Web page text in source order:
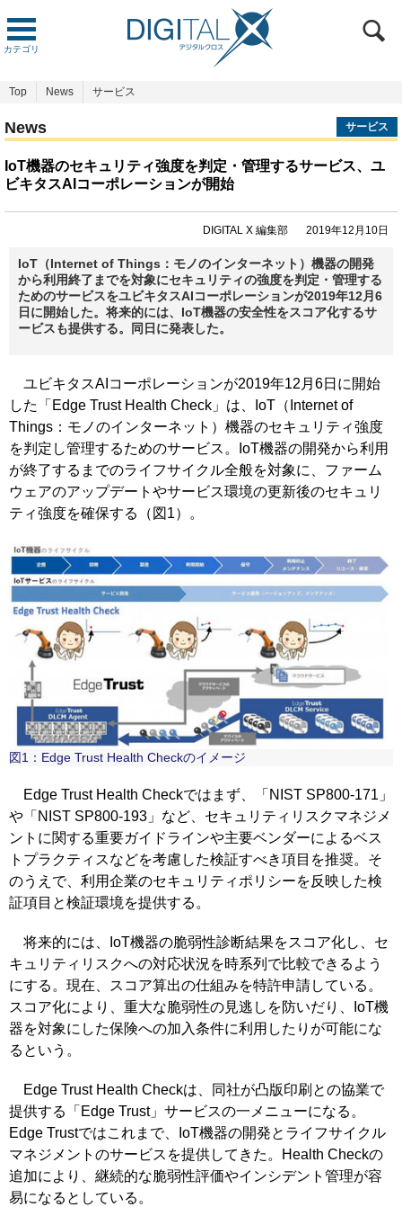
カテゴリ
Top News サービス
News サービス
IoT機器のセキュリティ強度を判定・管理するサービス、ユ
ビキタスAIコーポレーションが開始
DIGITAL X 編集部 2019年12月10日
IoT（Internet of Things：モノのインターネット）機器の開発
から利用終了までを対象にセキュリティの強度を判定・管理する
ためのサービスをユビキタスAIコーポレーションが2019年12月6
日に開始した。将来的には、IoT機器の安全性をスコア化するサ
ービスも提供する。同日に発表した。
ユビキタスAIコーポレーションが2019年12月6日に開始
した「Edge Trust Health Check」は、IoT（Internet of
Things：モノのインターネット）機器のセキュリティ強度
を判定し管理するためのサービス。IoT機器の開発から利用
が終了するまでのライフサイクル全般を対象に、ファーム
ウェアのアップデートやサービス環境の更新後のセキュリ
ティ強度を確保する（図1）。
図1：Edge Trust Health Checkのイメージ
Edge Trust Health Checkではまず、「NIST SP800-171」
や「NIST SP800-193」など、セキュリティリスクマネジメ
ントに関する重要ガイドラインや主要ベンダーによるベス
トプラクティスなどを考慮した検証すべき項目を推奨。そ
のうえで、利用企業のセキュリティポリシーを反映した検
証項目と検証環境を提供する。
将来的には、IoT機器の脆弱性診断結果をスコア化し、セ
キュリティリスクへの対応状況を時系列で比較できるよう
にする。現在、スコア算出の仕組みを特許申請している。
スコア化により、重大な脆弱性の見逃しを防いだり、IoT機
器を対象にした保険への加入条件に利用したりが可能にな
るという。
Edge Trust Health Checkは、同社が凸版印刷との協業で
提供する「Edge Trust」サービスの一メニューになる。
Edge Trustではこれまで、IoT機器の開発とライフサイクル
マネジメントのサービスを提供してきた。Health Checkの
追加により、継続的な脆弱性評価やインシデント管理が容
易になるとしている。